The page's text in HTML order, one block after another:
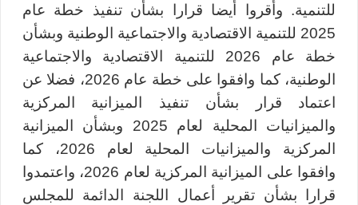
للتنمية. وأقروا أيضا قرارا بشأن تنفيذ خطة عام
2025 للتنمية الاقتصادية والاجتماعية الوطنية وبشأن
خطة عام 2026 للتنمية الاقتصادية والاجتماعية
الوطنية، كما وافقوا على خطة عام 2026، فضلا عن
اعتماد قرار بشأن تنفيذ الميزانية المركزية
والميزانيات المحلية لعام 2025 وبشأن الميزانية
المركزية والميزانيات المحلية لعام 2026، كما
وافقوا على الميزانية المركزية لعام 2026، واعتمدوا
قرارا بشأن تقرير أعمال اللجنة الدائمة للمجلس